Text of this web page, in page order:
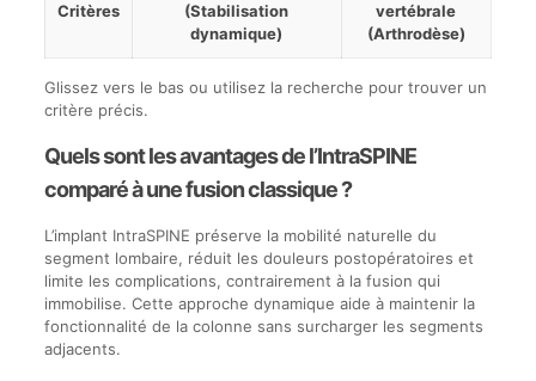
filtrer
lignes
du
tableau
un
précis.
comparant
IntraSPINE
dynamique)
à
la
Fusion
vertébrale
(Arthrodèse)
selon
différents
critères
médicaux
Critères
(Stabilisation
dynamique)
vertébrale
(Arthrodèse)
Glissez vers le bas ou utilisez la recherche pour trouver un
critère précis.
Quels sont les avantages de l’IntraSPINE
comparé à une fusion classique ?
L’implant IntraSPINE préserve la mobilité naturelle du
segment lombaire, réduit les douleurs postopératoires et
limite les complications, contrairement à la fusion qui
immobilise. Cette approche dynamique aide à maintenir la
fonctionnalité de la colonne sans surcharger les segments
adjacents.